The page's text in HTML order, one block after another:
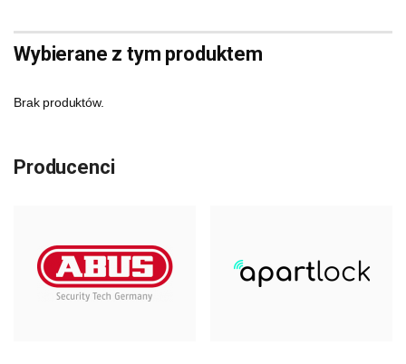
Wybierane z tym produktem
Brak produktów.
Producenci